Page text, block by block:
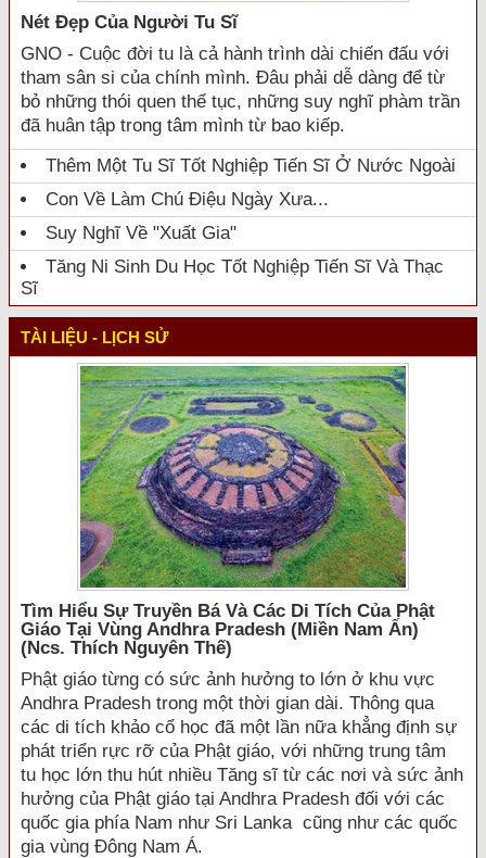
Nét Đẹp Của Người Tu Sĩ
GNO - Cuộc đời tu là cả hành trình dài chiến đấu với
tham sân si của chính mình. Đâu phải dễ dàng để từ
bỏ những thói quen thế tục, những suy nghĩ phàm trần
đã huân tập trong tâm mình từ bao kiếp.
Thêm Một Tu Sĩ Tốt Nghiệp Tiến Sĩ Ở Nước Ngoài
Con Về Làm Chú Điệu Ngày Xưa...
Suy Nghĩ Về "xuất Gia"
Tăng Ni Sinh Du Học Tốt Nghiệp Tiến Sĩ Và Thạc
Sĩ
TÀI LIỆU - LỊCH SỬ
Tìm Hiểu Sự Truyền Bá Và Các Di Tích Của Phật
Giáo Tại Vùng Andhra Pradesh (miền Nam Ấn)
(ncs. Thích Nguyên Thế)
Phật giáo từng có sức ảnh hưởng to lớn ở khu vực
Andhra Pradesh trong một thời gian dài. Thông qua
các di tích khảo cổ học đã một lần nữa khẳng định sự
phát triển rực rỡ của Phật giáo, với những trung tâm
tu học lớn thu hút nhiều Tăng sĩ từ các nơi và sức ảnh
hưởng của Phật giáo tại Andhra Pradesh đối với các
quốc gia phía Nam như Sri Lanka cũng như các quốc
gia vùng Đông Nam Á.